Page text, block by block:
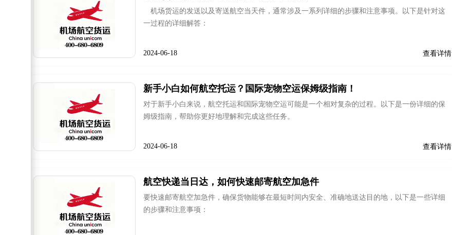
机场货运的发送以及寄送航空当天件，通常涉及一系列详细的步骤和注意事项。以下是针对这
一过程的详细解答：
2024-06-18 查看详情
新手小白如何航空托运？国际宠物空运保姆级指南！
对于新手小白来说，航空托运和国际宠物空运可能是一个相对复杂的过程。以下是一份详细的保
姆级指南，帮助你更好地理解和完成这些任务。
2024-06-18 查看详情
航空快递当日达，如何快速邮寄航空加急件
要快速邮寄航空加急件，确保货物能够在最短时间内安全、准确地送达目的地，以下是一些详细
的步骤和注意事项：